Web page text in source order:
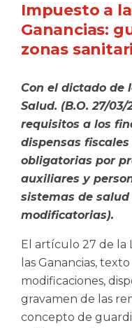
Impuesto a
Ganancias:
zonas
Con el dictado de
Salud. (B.O. 27/
requisitos a los
dispensas
obligatorias por
auxiliares y
sistemas de salud
modificatorias).
El artículo 27 de la
las Ganancias,
modificaciones,
gravamen de las
concepto de